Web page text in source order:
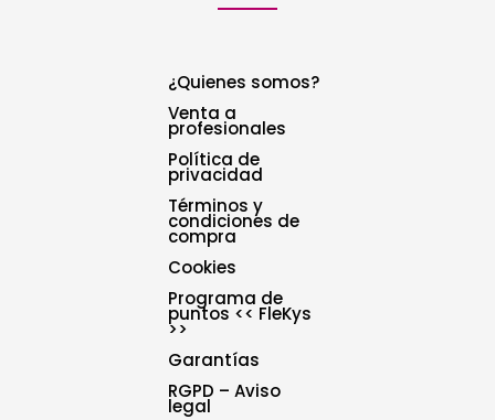
¿Quienes somos?
Venta a
profesionales
Política de
privacidad
Términos y
condiciones de
compra
Cookies
Programa de
puntos << FleKys
>>
Garantías
RGPD – Aviso
legal